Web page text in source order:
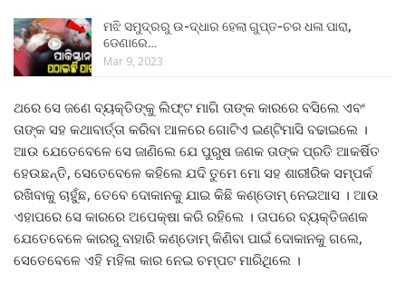
ମଝି ସମୁଦ୍ରରୁ ଉ-ଦ୍ଧାର ହେଲା ଗୁପ୍ତ-ଚର ଧଳା ପାରା,
ଡେଣାରେ…
Mar 9, 2023
ଥରେ ସେ ଜଣେ ବ୍ୟକ୍ତିଙ୍କୁ ଲିଫ୍ଟ ମାଗି ତାଙ୍କ କାରରେ ବସିଲେ ଏବଂ
ତାଙ୍କ ସହ କଥାବାର୍ତ୍ତା କରିବା ଆଳରେ ଗୋଟିଏ ଇଣ୍ଟିମାସି ବଢାଇଲେ ।
ଆଉ ଯେତେବେଳେ ସେ ଜାଣିଲେ ଯେ ପୁରୁଷ ଜଣକ ତାଙ୍କ ପ୍ରତି ଆକର୍ଷିତ
ହେଉଛନ୍ତି, ସେତେବେଳେ କହିଲେ ଯଦି ତୁମେ ମୋ ସହ ଶାରୀରିକ ସମ୍ପର୍କ
ରଖିବାକୁ ଚାହୁଁଛ, ତେବେ ଦୋକାନକୁ ଯାଇ କିଛି କଣ୍ଡୋମ୍ ନେଇଆସ । ଆଉ
ଏହାପରେ ସେ କାରରେ ଅପେକ୍ଷା କରି ରହିଲେ । ତାପରେ ବ୍ୟକ୍ତିଜଣକ
ଯେତେବେଳେ କାରରୁ ବାହାରି କଣ୍ଡୋମ୍ କିଣିବା ପାଇଁ ଦୋକାନକୁ ଗଲେ,
ସେତେବେଳେ ଏହି ମହିଳା କାର ନେଇ ଚମ୍ପଟ ମାରିଥିଲେ ।